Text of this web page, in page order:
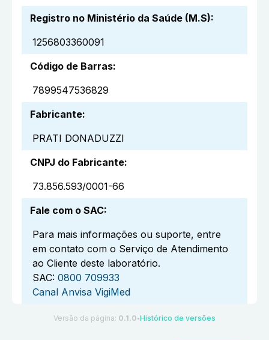
Registro no Ministério da Saúde (M.S):
1256803360091
Código de Barras:
7899547536829
Fabricante:
PRATI DONADUZZI
CNPJ do Fabricante:
73.856.593/0001-66
Fale com o SAC:
Para mais informações ou suporte, entre
em contato com o Serviço de Atendimento
ao Cliente deste laboratório.
SAC: 0800 709933
Canal Anvisa VigiMed
Versão da página: 0.1.0 ●Histórico de versões